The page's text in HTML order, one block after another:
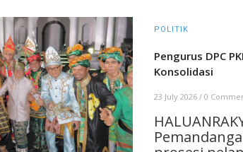
POLITIK
Pengurus DPC
Konsolidasi
23 July 2026 / 0